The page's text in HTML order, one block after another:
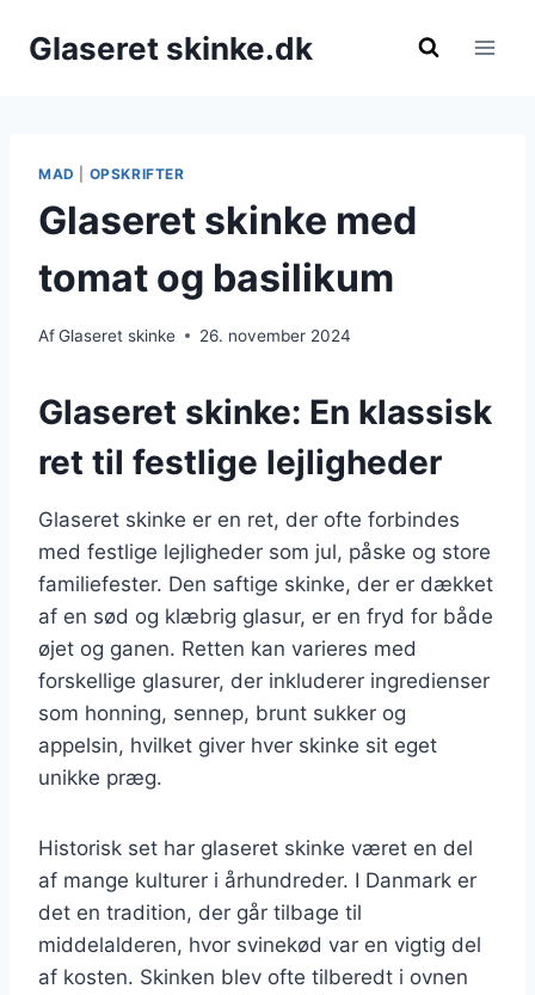
Glaseret skinke.dk
MAD OPSKRIFTER
Glaseret skinke med
tomat og basilikum
AfGlaseret skinke 26. november 2024
Glaseret skinke: En klassisk
ret til festlige lejligheder
Glaseret skinke er en ret, der ofte forbindes
med festlige lejligheder som jul, påske og store
familiefester. Den saftige skinke, der er dækket
af en sød og klæbrig glasur, er en fryd for både
øjet og ganen. Retten kan varieres med
forskellige glasurer, der inkluderer ingredienser
som honning, sennep, brunt sukker og
appelsin, hvilket giver hver skinke sit eget
unikke præg.
Historisk set har glaseret skinke været en del
af mange kulturer i århundreder. I Danmark er
det en tradition, der går tilbage til
middelalderen, hvor svinekød var en vigtig del
af kosten. Skinken blev ofte tilberedt i ovnen